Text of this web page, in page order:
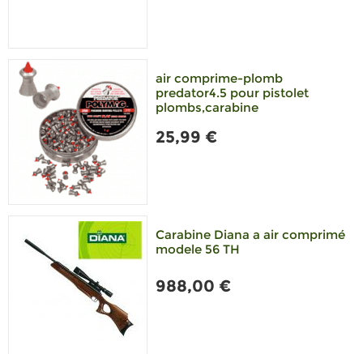
air comprime-plomb
predator4.5 pour pistolet
plombs,carabine
25,99 €
Carabine Diana a air comprimé
modele 56 TH
988,00 €